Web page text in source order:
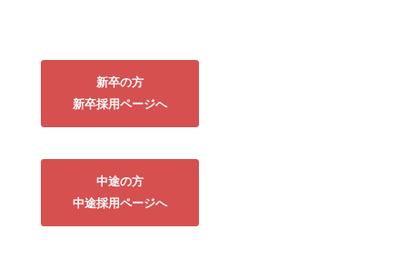
新卒の方
新卒採用ページへ
中途の方
中途採用ページへ